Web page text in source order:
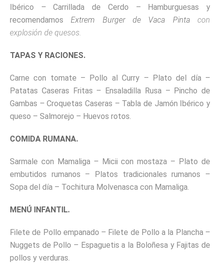
Ibérico – Carrillada de Cerdo – Hamburguesas y
recomendamosExtrem Burger de Vaca Pintacon
explosión de quesos.
TAPAS Y RACIONES.
Carne con tomate – Pollo al Curry – Plato del día –
Patatas Caseras Fritas – Ensaladilla Rusa – Pincho de
Gambas – Croquetas Caseras – Tabla de Jamón Ibérico y
queso – Salmorejo – Huevos rotos.
COMIDA RUMANA.
Sarmale con Mamaliga – Micii con mostaza – Plato de
embutidos rumanos – Platos tradicionales rumanos –
Sopa del día – Tochitura Molvenasca con Mamaliga.
MENÚ INFANTIL.
Filete de Pollo empanado – Filete de Pollo a la Plancha –
Nuggets de Pollo – Espaguetis a la Boloñesa y Fajitas de
pollos y verduras.